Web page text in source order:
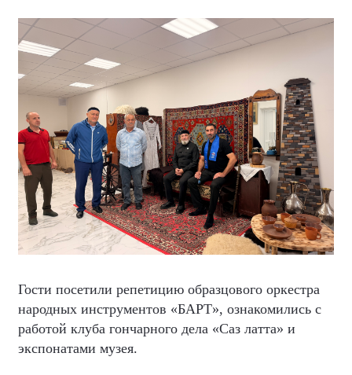
Гости посетили репетицию образцового оркестра
народных инструментов «БАРТ», ознакомились с
работой клуба гончарного дела «Саз латта» и
экспонатами музея.